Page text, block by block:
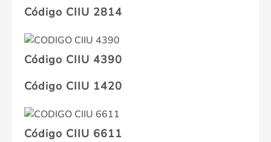
Código CIIU 2814
Código CIIU 4390
Código CIIU 1420
Código CIIU 6611